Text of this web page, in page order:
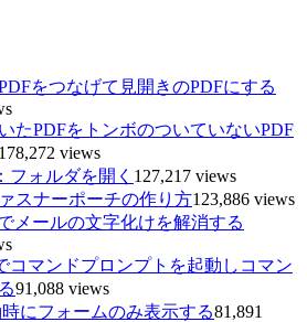
をつなげて見開きのPDFにする
たPDFをトンボのついていないPDF
178,272 views
フォルダを開く 127,217 views
スナーポーチの作り方123,886 views
メールの文字化けを解消する
コマンドプロンプトを起動しコマン
91,088 views
にフォームのみ表示する81,891